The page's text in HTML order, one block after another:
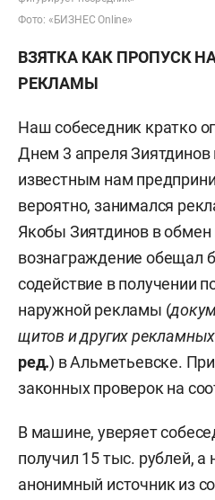
Фото: «БИЗНЕС Online»
ВЗЯТКА КАК ПРОПУСК
РЕКЛАМЫ
Наш собеседник кратко
Днем 3 апреля Зиятдинов
известным нам
вероятно, занимался
Якобы Зиятдинов в
вознаграждение обещал
содействие в получении
наружной рекламы (
щитов и других
ред.) в Альметьевске.
законных проверок на
В машине, уверяет
получил 15 тыс. рублей, а
анонимный источник из